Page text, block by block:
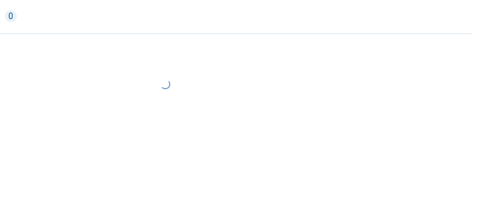
0